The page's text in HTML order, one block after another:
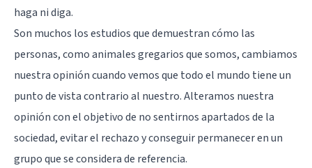
haga ni diga.
Son muchos los estudios que demuestran cómo las
personas, como animales gregarios que somos, cambiamos
nuestra opinión cuando vemos que todo el mundo tiene un
punto de vista contrario al nuestro. Alteramos nuestra
opinión con el objetivo de no sentirnos apartados de la
sociedad, evitar el rechazo y conseguir permanecer en un
grupo que se considera de referencia.